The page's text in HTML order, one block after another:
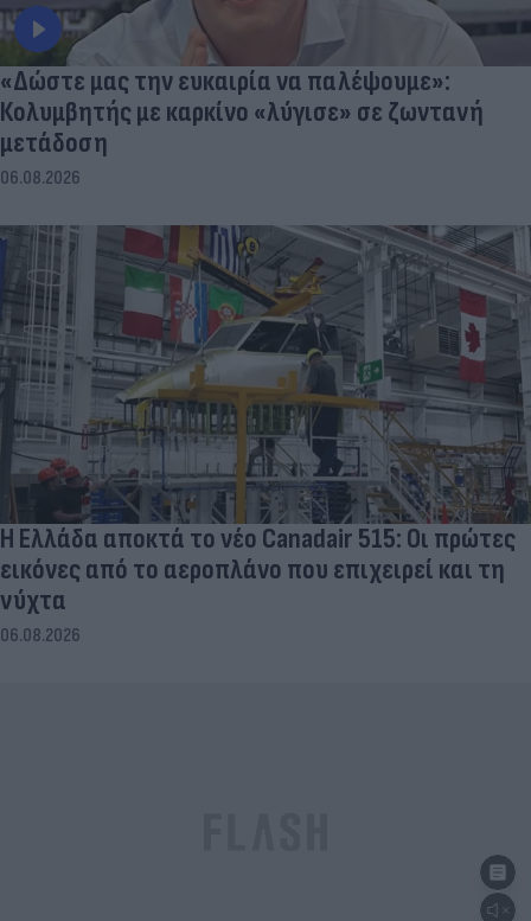
«Δώστε μας την ευκαιρία να παλέψουμε»:
Κολυμβητής με καρκίνο «λύγισε» σε ζωντανή
μετάδοση
06.08.2026
Η Ελλάδα αποκτά το νέο Canadair 515: Οι πρώτες
εικόνες από το αεροπλάνο που επιχειρεί και τη
νύχτα
06.08.2026